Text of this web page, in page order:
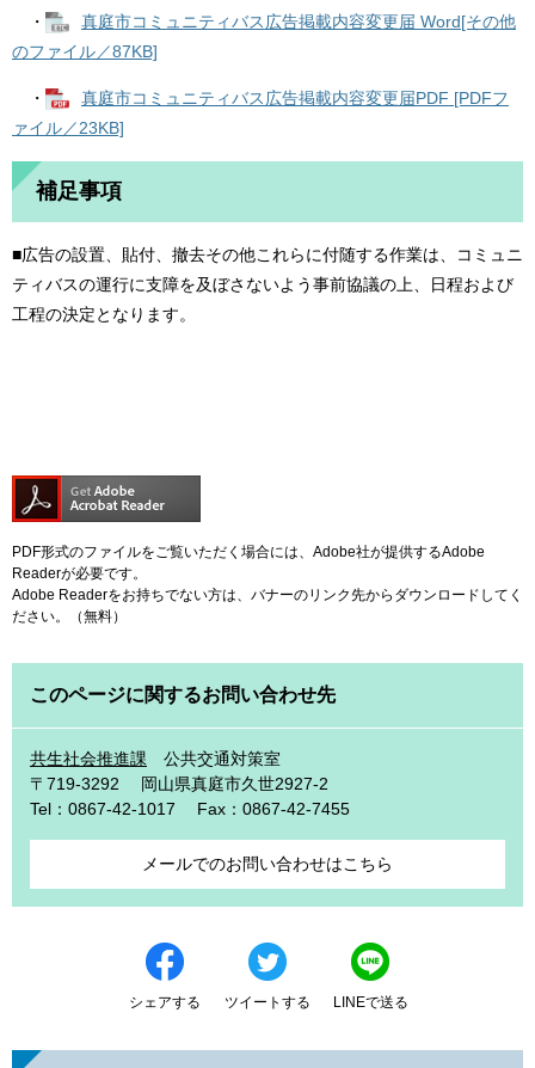
・
真庭市コミュニティバス広告掲載内容変更届 Word[その他
のファイル／87KB]
・
真庭市コミュニティバス広告掲載内容変更届PDF [PDFフ
ァイル／23KB]
補足事項
■広告の設置、貼付、撤去その他これらに付随する作業は、コミュニ
ティバスの運行に支障を及ぼさないよう事前協議の上、日程および
工程の決定となります。
PDF形式のファイルをご覧いただく場合には、Adobe社が提供するAdobe
Readerが必要です。
Adobe Readerをお持ちでない方は、バナーのリンク先からダウンロードしてく
ださい。（無料）
このページに関するお問い合わせ先
共生社会推進課
公共交通対策室
〒719-3292
岡山県真庭市久世2927-2
Tel：0867-42-1017
Fax：0867-42-7455
メールでのお問い合わせはこちら
シェアする ツイートする LINEで送る